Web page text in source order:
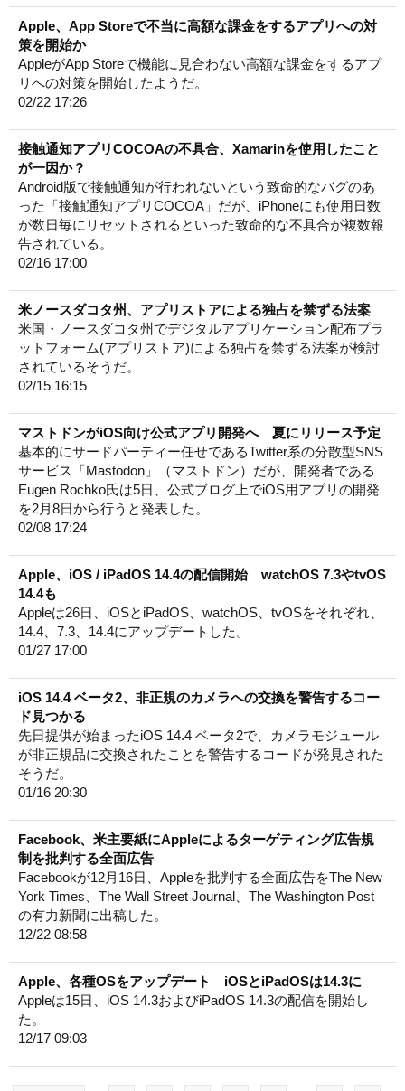
Apple、App Storeで不当に高額な課金をするアプリへの対
策を開始か
AppleがApp Storeで機能に見合わない高額な課金をするアプ
リへの対策を開始したようだ。
02/22 17:26
接触通知アプリCOCOAの不具合、Xamarinを使用したこと
が一因か？
Android版で接触通知が行われないという致命的なバグのあ
った「接触通知アプリCOCOA」だが、iPhoneにも使用日数
が数日毎にリセットされるといった致命的な不具合が複数報
告されている。
02/16 17:00
米ノースダコタ州、アプリストアによる独占を禁ずる法案
米国・ノースダコタ州でデジタルアプリケーション配布プラ
ットフォーム(アプリストア)による独占を禁ずる法案が検討
されているそうだ。
02/15 16:15
マストドンがiOS向け公式アプリ開発へ 夏にリリース予定
基本的にサードパーティー任せであるTwitter系の分散型SNS
サービス「Mastodon」（マストドン）だが、開発者である
Eugen Rochko氏は5日、公式ブログ上でiOS用アプリの開発
を2月8日から行うと発表した。
02/08 17:24
Apple、iOS / iPadOS 14.4の配信開始 watchOS 7.3やtvOS
14.4も
Appleは26日、iOSとiPadOS、watchOS、tvOSをそれぞれ、
14.4、7.3、14.4にアップデートした。
01/27 17:00
iOS 14.4 ベータ2、非正規のカメラへの交換を警告するコー
ド見つかる
先日提供が始まったiOS 14.4 ベータ2で、カメラモジュール
が非正規品に交換されたことを警告するコードが発見された
そうだ。
01/16 20:30
Facebook、米主要紙にAppleによるターゲティング広告規
制を批判する全面広告
Facebookが12月16日、Appleを批判する全面広告をThe New
York Times、The Wall Street Journal、The Washington Post
の有力新聞に出稿した。
12/22 08:58
Apple、各種OSをアップデート iOSとiPadOSは14.3に
Appleは15日、iOS 14.3およびiPadOS 14.3の配信を開始し
た。
12/17 09:03